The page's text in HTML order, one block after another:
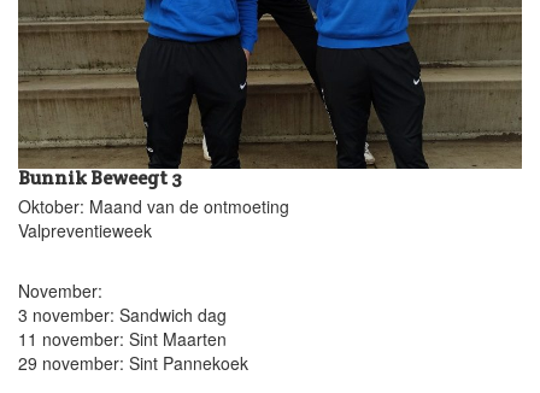
Bunnik Beweegt 3
Oktober: Maand van de ontmoeting
Valpreventieweek
November:
3 november: Sandwich dag
11 november: Sint Maarten
29 november: Sint Pannekoek